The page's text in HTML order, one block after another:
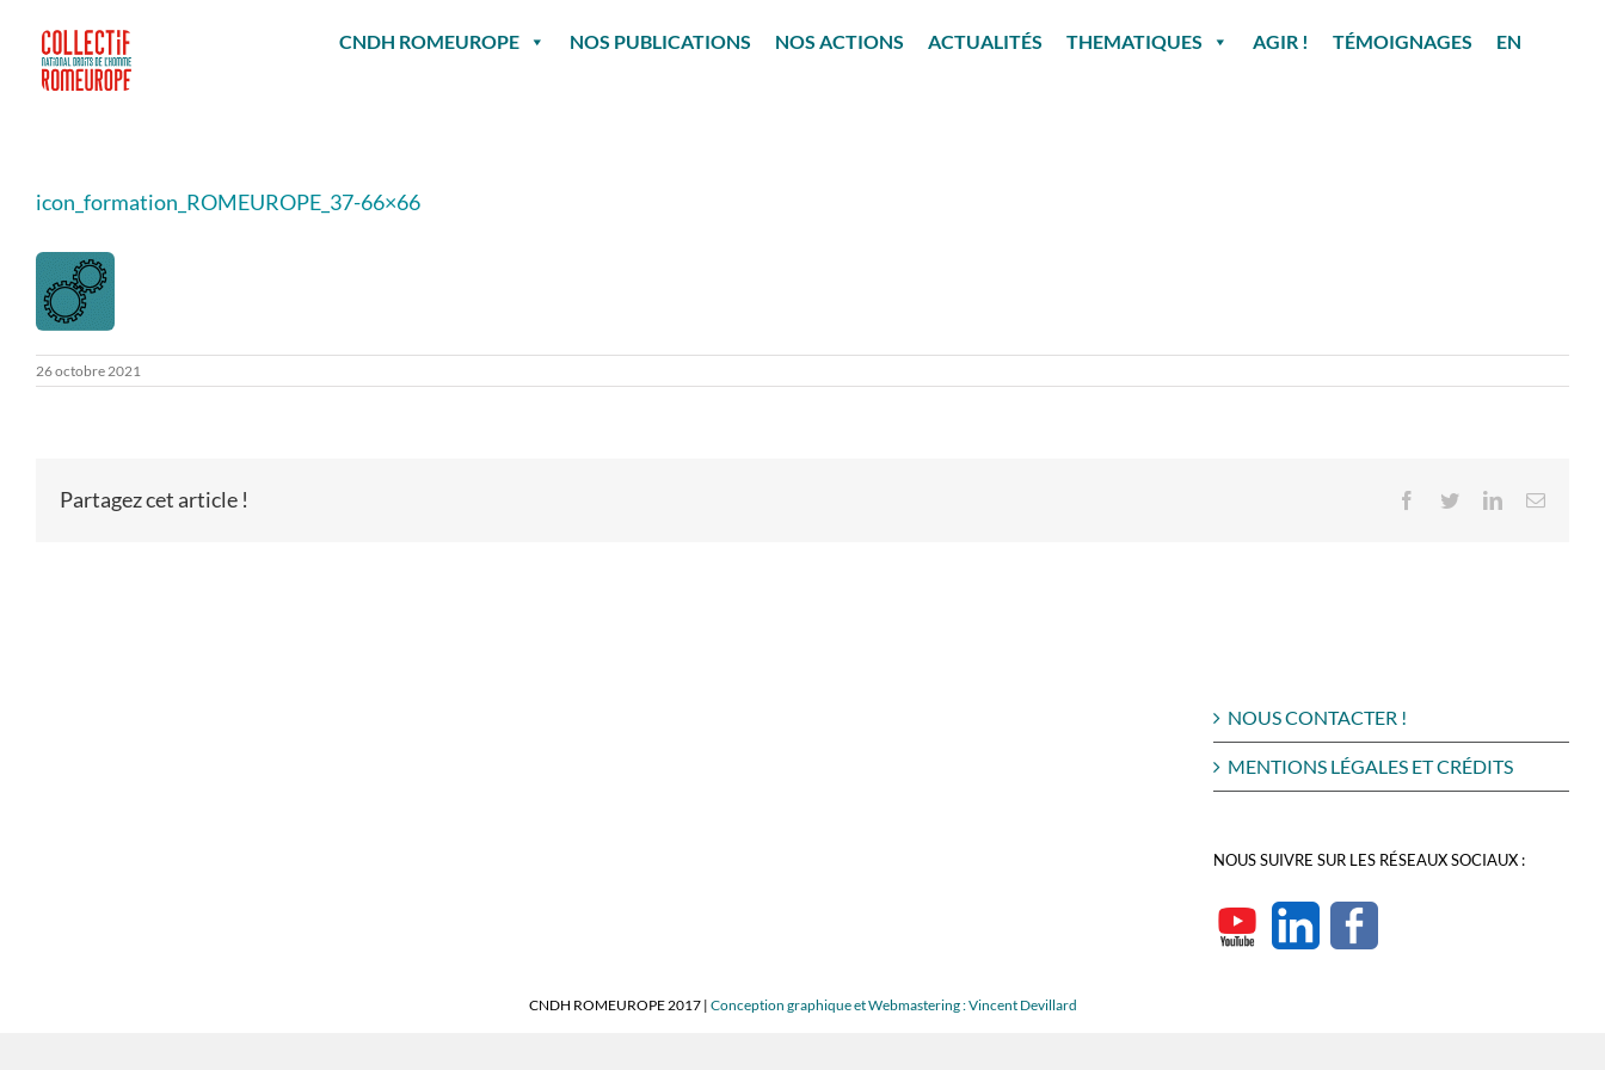
contenu
CNDH ROMEUROPE NOS PUBLICATIONS NOS ACTIONS ACTUALITÉS THEMATIQUES AGIR ! TÉMOIGNAGES EN
icon_formation_ROMEUROPE_37-66×66
26 octobre 2021
Partagez cet article ! Facebook
TwitterLinkedInEmail
NOUS CONTACTER !
MENTIONS LÉGALES ET CRÉDITS
NOUS SUIVRE SUR LES RÉSEAUX SOCIAUX :
CNDH ROMEUROPE 2017 | Conception graphique et Webmastering : Vincent Devillard